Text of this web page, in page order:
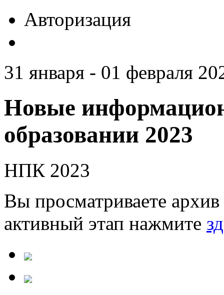
Авторизация
31 января - 01 февраля
Новые
образовании 2023
НПК 2023
Вы просматриваете
активный этап нажмите